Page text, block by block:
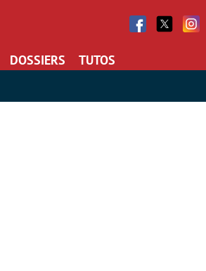
Facebook
Twitter
DOSSIERS TUTOS